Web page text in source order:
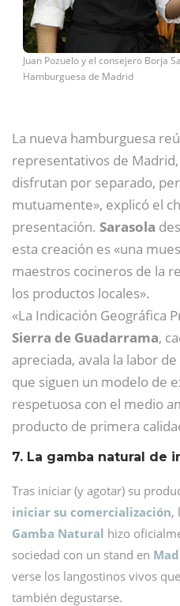
Juan Pozuelo y el consejero Borja
Hamburguesa de Madrid
La nueva hamburguesa
representativos de
disfrutan por separado,
mutuamente», explicó el
presentación. Sarasola
esta creación es «una
maestros cocineros de la
los productos locales».
«La Indicación Geográfica
Sierra de Guadarrama,
apreciada, avala la labor
que siguen un modelo de
respetuosa con el medio
producto de primera
7. La gamba natural de
Tras iniciar (y agotar) su
iniciar su comercialización,
Gamba Natural hizo
sociedad con un stand en
verse los langostinos vivos
también degustarse.